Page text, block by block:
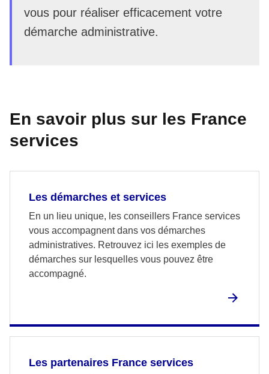
vous pour réaliser efficacement votre
démarche administrative.
En savoir plus sur les France
services
Les démarches et services
En un lieu unique, les conseillers France services
vous accompagnent dans vos démarches
administratives. Retrouvez ici les exemples de
démarches sur lesquelles vous pouvez être
accompagné.
Les partenaires France services